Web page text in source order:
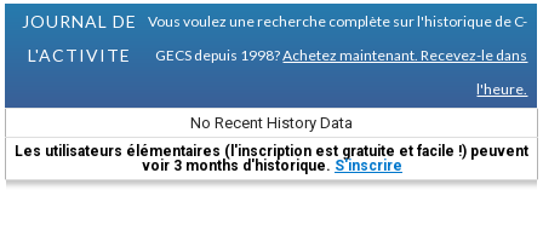
JOURNAL DE
L'ACTIVITE
Vous voulez une recherche complète sur l'historique de C-
GECS depuis 1998?Achetez maintenant. Recevez-le dans
l'heure.
No Recent History Data
Les utilisateurs élémentaires (l'inscription est gratuite et facile !) peuvent
voir 3 months d'historique. S'inscrire